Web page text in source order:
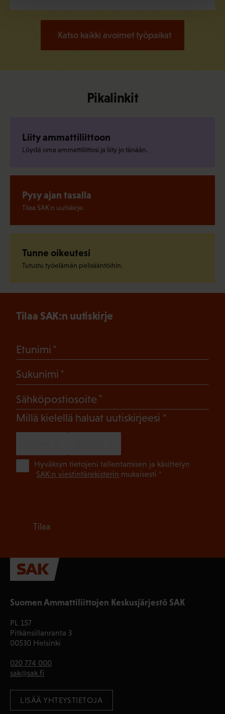
Katso kaikki avoimet työpaikat
Pikalinkit
Liity ammattiliittoon
Löydä oma ammattiliittosi ja liity jo tänään.
Pysy ajan tasalla
Tilaa SAK:n uutiskirje.
Tunne oikeutesi
Tutustu työelämän pelisääntöihin.
Suomen Ammattiliittojen Keskusjärjestö SAK
PL 157
Pitkänsillanranta 3
00530 Helsinki
020 774 000
sak@sak.fi
LISÄÄ YHTEYSTIETOJA
Tilaa SAK:n uutiskirje
Etunimi
Sukunimi
Sähköpostiosoite
Millä kielellä haluat uutiskirjeesi (Pakollinen)
Hyväksyn tietojeni tallentamisen ja käsittelyn
SAK:n viestintärekisterin mukaisesti *
Tilaa